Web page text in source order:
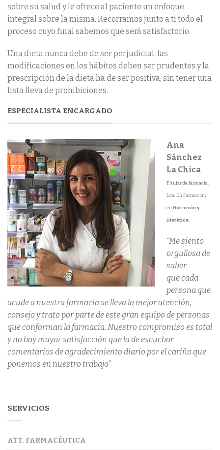
sobre su salud y le ofrece al paciente un enfoque
integral sobre la misma. Recorramos junto a ti todo el
proceso cuyo final sabemos que será satisfactorio.
Una dieta nunca debe de ser perjudicial, las
modificaciones en los hábitos deben ser prudentes y la
prescripción de la dieta ha de ser positiva, sin tener una
lista lleva de prohibiciones.
ESPECIALISTA ENCARGADO
Ana
Sánchez
La Chica
Titular de farmacia.
Lda. En Farmacia y
en Nutrición y
Dietética.
“Me siento
orgullosa de
saber
que cada
persona que
acude a nuestra farmacia se lleva la mejor atención,
consejo y trato por parte de este gran equipo de personas
que conforman la farmacia. Nuestro compromiso es total
y no hay mayor satisfacción que la de escuchar
comentarios de agradecimiento diario por el cariño que
ponemos en nuestro trabajo”
SERVICIOS
ATT. FARMACÉUTICA